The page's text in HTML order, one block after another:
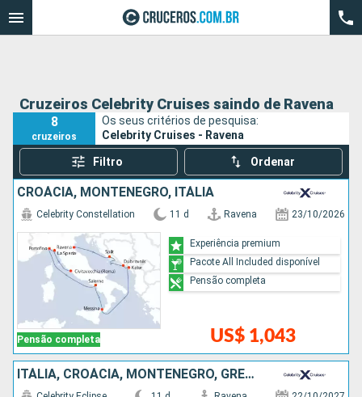
Cruzeiros Celebrity Cruises saindo de Ravena
8
cruzeiros
Os seus critérios de pesquisa:
Celebrity Cruises - Ravena
Filtro Ordenar
CROÁCIA, MONTENEGRO, ITÁLIA
Pensão completa
Celebrity Constellation 11 d Ravena 23/10/2026
US$ 1,043
Experiência premium
Pacote All Included disponível
Pensão completa
ITÁLIA, CROÁCIA, MONTENEGRO, GRÉCIA